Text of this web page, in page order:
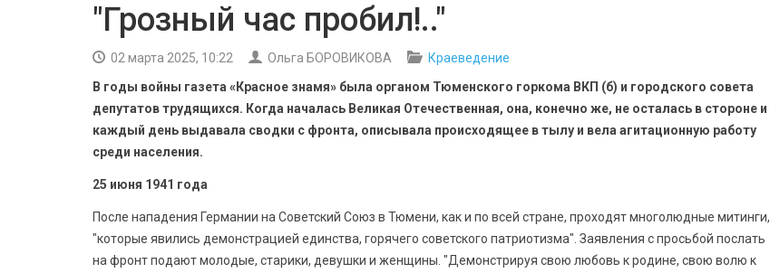
"Грозный час пробил!.."
02 марта 2025, 10:22 Ольга БОРОВИКОВА
Краеведение
В годы войны газета «Красное знамя» была органом Тюменского горкома ВКП (б) и городского совета
депутатов трудящихся. Когда началась Великая Отечественная, она, конечно же, не осталась в стороне и
каждый день выдавала сводки с фронта, описывала происходящее в тылу и вела агитационную работу
среди населения.
25 июня 1941 года
После нападения Германии на Советский Союз в Тюмени, как и по всей стране, проходят многолюдные митинги,
"которые явились демонстрацией единства, горячего советского патриотизма". Заявления с просьбой послать
на фронт подают молодые, старики, девушки и женщины. "Демонстрируя свою любовь к родине, свою волю к